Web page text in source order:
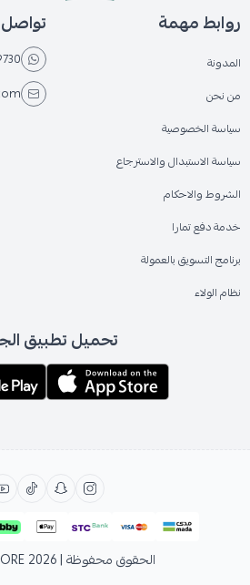
روابط مهمة
المدونة
من نحن
سياسة الخصوصية
سياسة الاستبدال والاسترجاع
الشروط والاحكام
خدمة دفع تمارا
برنامج التسويق بالعمولة
نظام الولاء
تحميل تطبيق
الحقوق محفوظة | 2026